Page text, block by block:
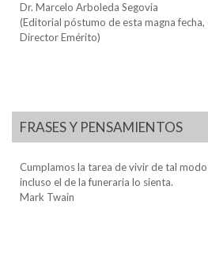
Dr. Marcelo Arboleda Segovia
(Editorial póstumo de esta magna
Director Emérito)
FRASES Y PENSAMIENTOS
Cumplamos la tarea de vivir de tal
incluso el de la funeraria lo sienta.
Mark Twain